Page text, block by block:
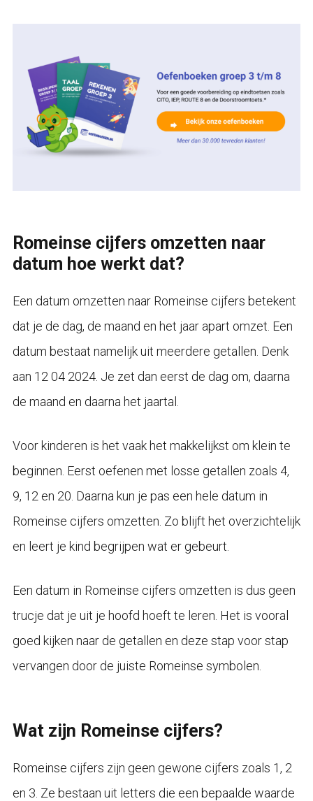
Romeinse cijfers omzetten naar
datum hoe werkt dat?
Een datum omzetten naar Romeinse cijfers betekent
dat je de dag, de maand en het jaar apart omzet. Een
datum bestaat namelijk uit meerdere getallen. Denk
aan 12 04 2024. Je zet dan eerst de dag om, daarna
de maand en daarna het jaartal.
Voor kinderen is het vaak het makkelijkst om klein te
beginnen. Eerst oefenen met losse getallen zoals 4,
9, 12 en 20. Daarna kun je pas een hele datum in
Romeinse cijfers omzetten. Zo blijft het overzichtelijk
en leert je kind begrijpen wat er gebeurt.
Een datum in Romeinse cijfers omzetten is dus geen
trucje dat je uit je hoofd hoeft te leren. Het is vooral
goed kijken naar de getallen en deze stap voor stap
vervangen door de juiste Romeinse symbolen.
Wat zijn Romeinse cijfers?
Romeinse cijfers zijn geen gewone cijfers zoals 1, 2
en 3. Ze bestaan uit letters die een bepaalde waarde